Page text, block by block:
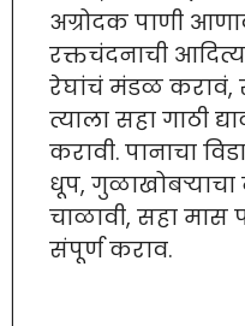
अग्रोदक पाणी
रक्तचंदनाची
रेघांचं मंडळ करावं,
त्याला सहा गाठी
करावी. पानाचा
धूप, गुळाखोबर्‍याचा
चाळावी, सहा मास
संपूर्ण कराव.